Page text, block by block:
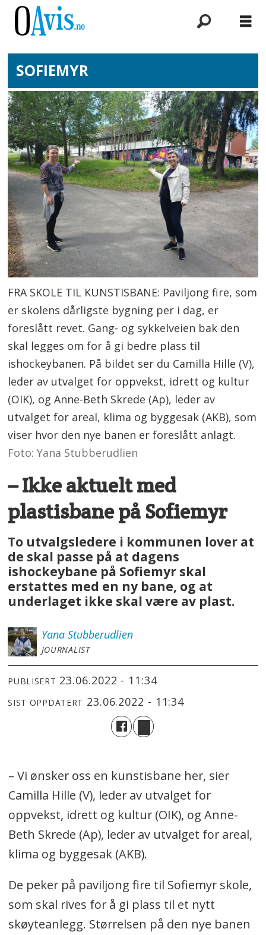
SOFIEMYR
FRA SKOLE TIL KUNSTISBANE: Paviljong fire, som
er skolens dårligste bygning per i dag, er
foreslått revet. Gang- og sykkelveien bak den
skal legges om for å gi bedre plass til
ishockeybanen. På bildet ser du Camilla Hille (V),
leder av utvalget for oppvekst, idrett og kultur
(OIK), og Anne-Beth Skrede (Ap), leder av
utvalget for areal, klima og byggesak (AKB), som
viser hvor den nye banen er foreslått anlagt.
Foto: Yana Stubberudlien
– Ikke aktuelt med
plastisbane på Sofiemyr
To utvalgsledere i kommunen lover at
de skal passe på at dagens
ishockeybane på Sofiemyr skal
erstattes med en ny bane, og at
underlaget ikke skal være av plast.
Yana Stubberudlien
JOURNALIST
PUBLISERT 23.06.2022 - 11:34
SIST OPPDATERT 23.06.2022 - 11:34
– Vi ønsker oss en kunstisbane her, sier
Camilla Hille (V), leder av utvalget for
oppvekst, idrett og kultur (OIK), og Anne-
Beth Skrede (Ap), leder av utvalget for areal,
klima og byggesak (AKB).
De peker på paviljong fire til Sofiemyr skole,
som skal rives for å gi plass til et nytt
skøyteanlegg. Størrelsen på den nye banen